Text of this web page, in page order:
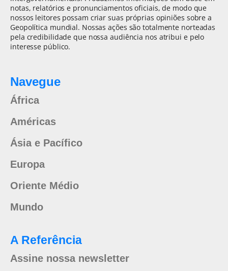
notas, relatórios e pronunciamentos oficiais, de modo que
nossos leitores possam criar suas próprias opiniões sobre a
Geopolítica mundial. Nossas ações são totalmente norteadas
pela credibilidade que nossa audiência nos atribui e pelo
interesse público.
Navegue
África
Américas
Ásia e Pacífico
Europa
Oriente Médio
Mundo
A Referência
Assine nossa newsletter